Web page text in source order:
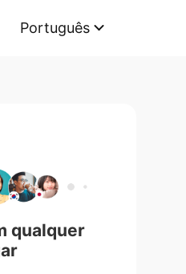
Português
qualquer